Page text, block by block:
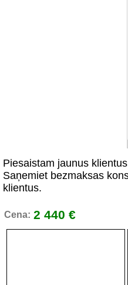
Piesaistam jaunus
Saņemiet bezmaksas
klientus.
Cena: 2 440 €